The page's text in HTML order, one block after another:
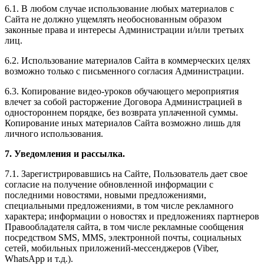
6.1. В любом случае использование любых материалов с
Сайта не должно ущемлять необоснованным образом
законные права и интересы Администрации и/или третьих
лиц.
6.2. Использование материалов Сайта в коммерческих целях
возможно только с письменного согласия Администрации.
6.3. Копирование видео-уроков обучающего мероприятия
влечет за собой расторжение Договора Администрацией в
одностороннем порядке, без возврата уплаченной суммы.
Копирование иных материалов Сайта возможно лишь для
личного использования.
7. Уведомления и рассылка.
7.1. Зарегистрировавшись на Сайте, Пользователь дает свое
согласие на получение обновленной информации с
последними новостями, новыми предложениями,
специальными предложениями, в том числе рекламного
характера; информации о новостях и предложениях партнеров
Правообладателя сайта, в том числе рекламные сообщения
посредством SMS, MMS, электронной почты, социальных
сетей, мобильных приложений-мессенджеров (Viber,
WhatsApp и т.д.).